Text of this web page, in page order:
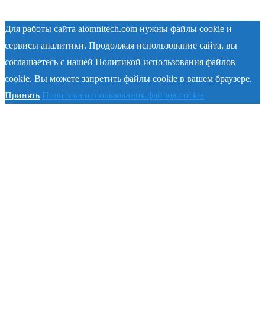
Для работы сайта aiomnitech.com нужны файлы cookie и
сервисы аналитики. Продолжая использование сайта, вы
соглашаетесь с нашей Политикой использования файлов
cookie. Вы можете запретить файлы cookie в вашем браузере.
Принять Политика использования файлов cookie